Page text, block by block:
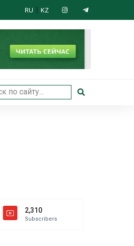
RU | KZ
2,310
Subscribers